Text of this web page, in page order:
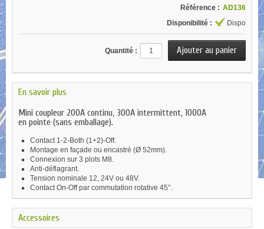
Référence : AD136
Disponibilité :
Dispo
Quantité :
En savoir plus
Mini coupleur 200A continu, 300A intermittent, 1000A
en pointe (sans emballage).
Contact 1-2-Both (1+2)-Off.
Montage en façade ou encastré (Ø 52mm).
Connexion sur 3 plots M8.
Anti-déflagrant.
Tension nominale 12, 24V ou 48V.
Contact On-Off par commutation rotative 45°.
Accessoires